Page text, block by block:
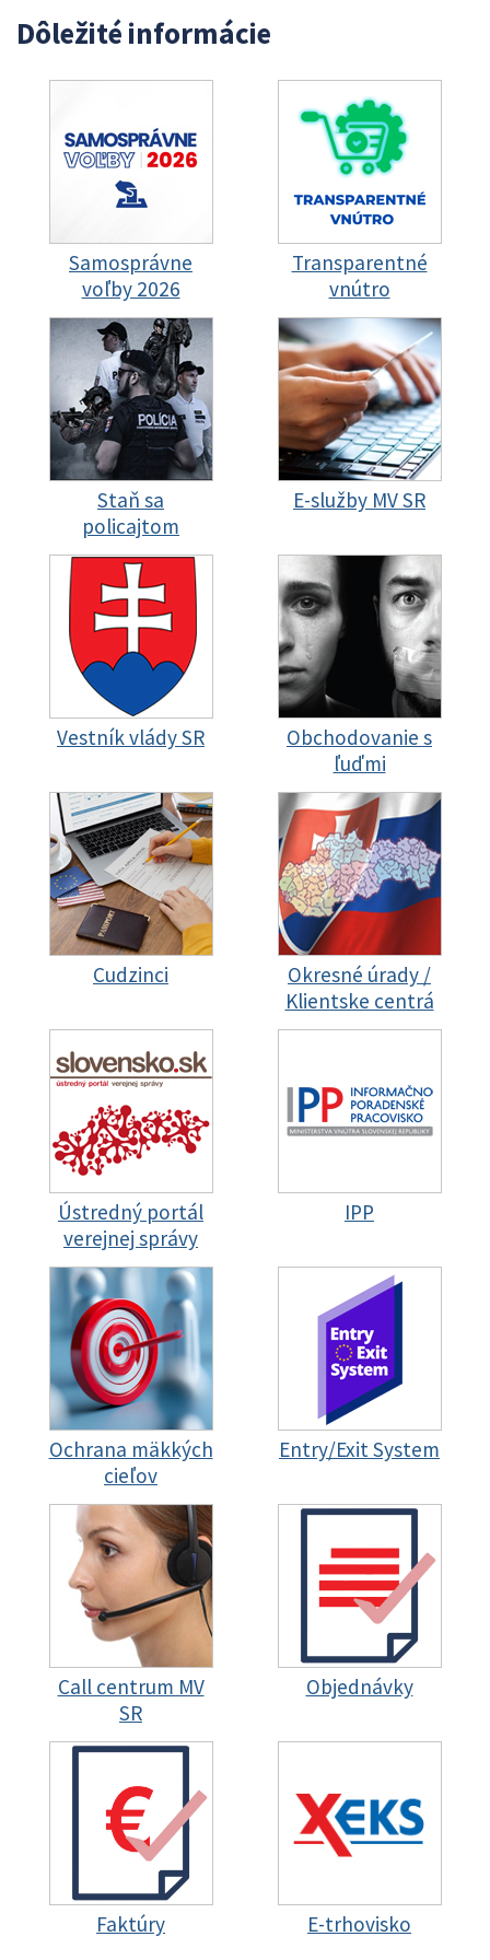
Dôležité informácie
Samosprávne
voľby 2026
Transparentné
vnútro
Staň sa
policajtom
E-služby MV SR
Vestník vlády SR
Obchodovanie s
ľuďmi
Cudzinci
Okresné úrady /
Klientske centrá
Ústredný portál
verejnej správy
IPP
Ochrana mäkkých
cieľov
Entry/Exit System
Call centrum MV
SR
Objednávky
Faktúry E-trhovisko